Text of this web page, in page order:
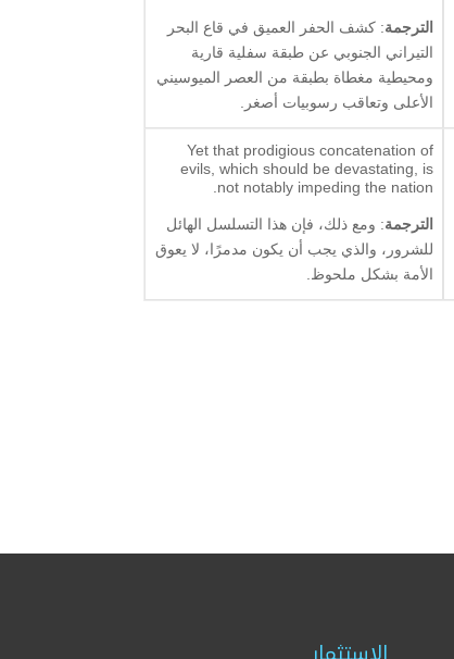
الترجمة: كشف الحفر العميق في قاع البحر
التيراني الجنوبي عن طبقة سفلية قارية
ومحيطية مغطاة بطبقة من العصر الميوسيني
الأعلى وتعاقب رسوبيات أصغر.
Yet that prodigious concatenation of
evils, which should be devastating, is
not notably impeding the nation.
الترجمة: ومع ذلك، فإن هذا التسلسل الهائل
للشرور، والذي يجب أن يكون مدمرًا، لا يعوق
الأمة بشكل ملحوظ.